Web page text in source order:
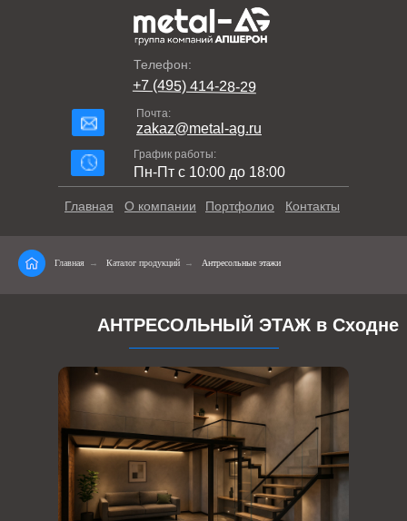
Телефон:
+7 (495) 414-28-29
Почта:
zakaz@metal-ag.ru
График работы:
Пн-Пт с 10:00 до 18:00
Контакты
Портфолио
О компании
Главная
Главная → Каталог продукций → Антресольные этажи
АНТРЕСОЛЬНЫЙ ЭТАЖ в Сходне